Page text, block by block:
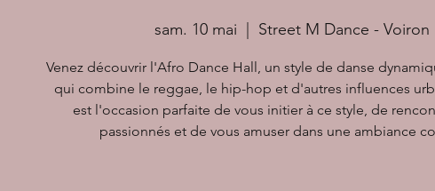
sam. 10 mai Street M Dance - Voiron
Venez découvrir l'Afro Dance Hall, un style de danse
qui combine le reggae, le hip-hop et d'autres influences
est l'occasion parfaite de vous initier à ce style, de
passionnés et de vous amuser dans une ambiance